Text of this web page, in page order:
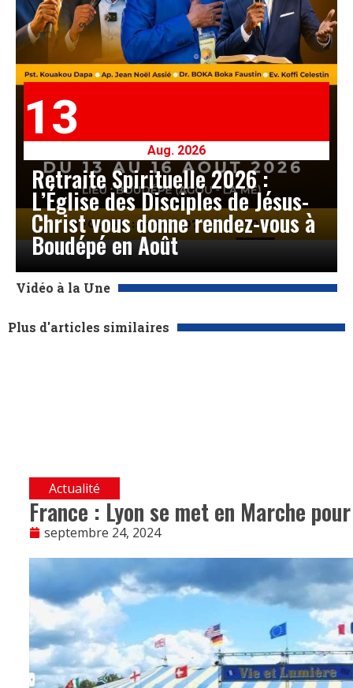
13
Aug. 2026
Retraite Spirituelle 2026 :
L’Église des Disciples de Jésus-
Christ vous donne rendez-vous à
Boudépé en Août
Vidéo à la Une
Plus d'articles similaires
Actualité
France : Lyon se met en Marche
septembre 24, 2024